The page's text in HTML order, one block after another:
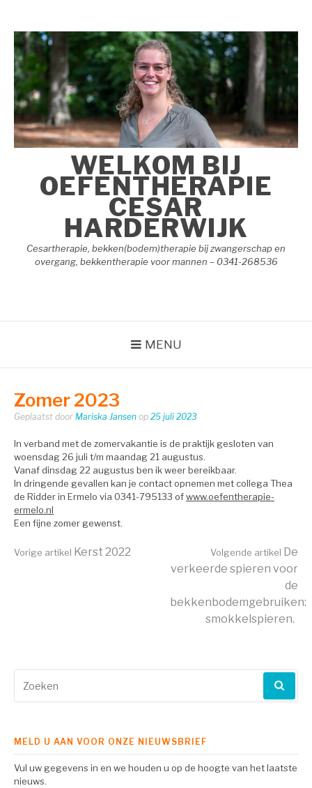
inhoud
springen
WELKOM BIJ
OEFENTHERAPIE
CESAR
HARDERWIJK
Cesartherapie, bekken(bodem)therapie bij zwangerschap en
overgang, bekkentherapie voor mannen – 0341-268536
MENU
Zomer 2023
Geplaatst door Mariska Jansen op 25 juli 2023
In verband met de zomervakantie is de praktijk gesloten van
woensdag 26 juli t/m maandag 21 augustus.
Vanaf dinsdag 22 augustus ben ik weer bereikbaar.
In dringende gevallen kan je contact opnemen met collega Thea
de Ridder in Ermelo via 0341-795133 ofwww.oefentherapie-
ermelo.nl
Een fijne zomer gewenst.
Verder
Vorige artikel Kerst 2022 Volgende artikel De
verkeerde spieren voor
de
bekkenbodemgebruiken:
smokkelspieren.
naar:
MELD U AAN VOOR ONZE NIEUWSBRIEF
Vul uw gegevens in en we houden u op de hoogte van het laatste
nieuws.